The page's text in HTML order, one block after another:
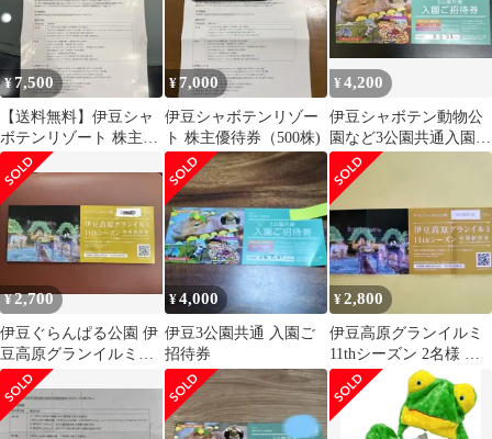
¥7,500
【送料無料】伊豆シャ
ボテンリゾート 株主優
待券 R9.6.30ま
で 500株
¥7,000
伊豆シャボテンリゾー
ト 株主優待券（500株)
¥4,200
伊豆シャボテン動物公
園など3公園共通入園ご
招待券
¥2,700
伊豆ぐらんぱる公園 伊
豆高原グランイルミ
11thシーズン招待券
¥4,000
伊豆3公園共通 入園ご
招待券
¥2,800
伊豆高原グランイルミ
11thシーズン 2名様 専
用招待券